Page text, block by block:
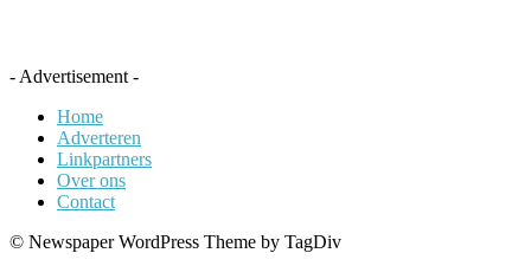
- Advertisement -
Home
Adverteren
Linkpartners
Over ons
Contact
© Newspaper WordPress Theme by TagDiv